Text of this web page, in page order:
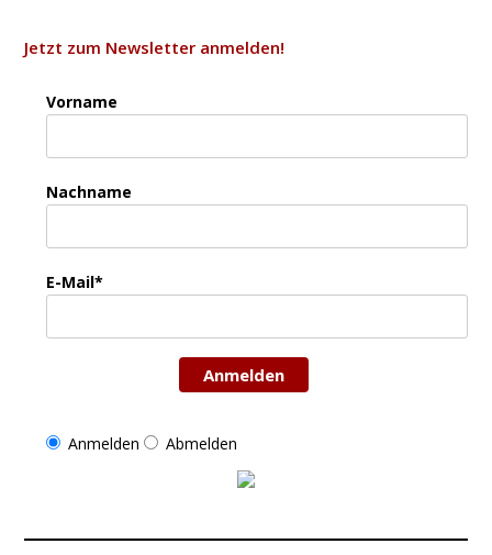
Jetzt zum Newsletter anmelden!
Vorname
Nachname
E-Mail*
Anmelden
Anmelden Abmelden